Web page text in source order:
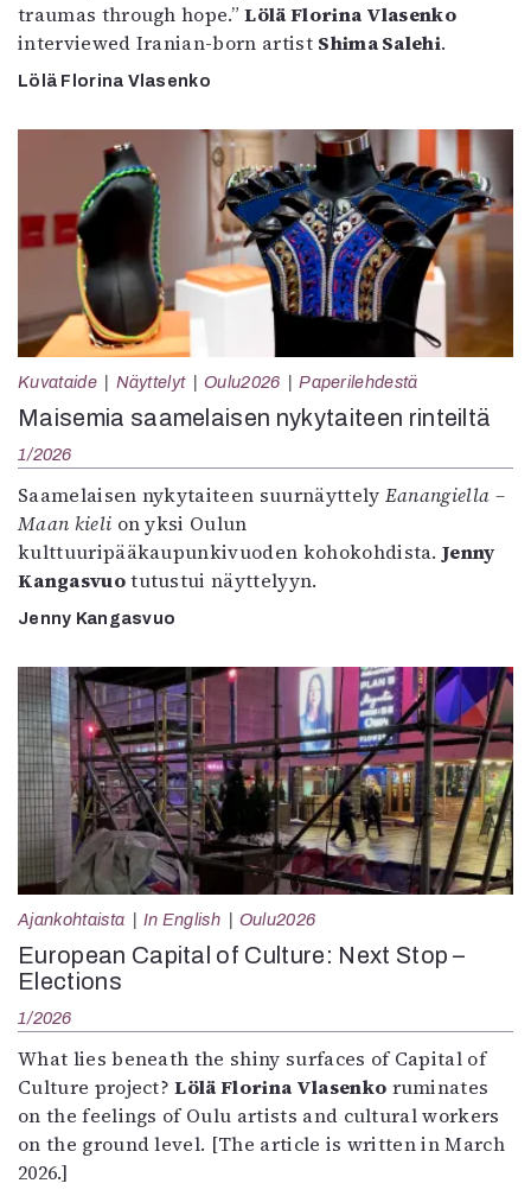
traumas through hope.”Lölä Florina Vlasenko
interviewed Iranian-born artist Shima Salehi.
Lölä Florina Vlasenko
Kuvataide Näyttelyt Oulu2026 Paperilehdestä
Maisemia saamelaisen nykytaiteen rinteiltä
1/2026
Saamelaisen nykytaiteen suurnäyttely Eanangiella –
Maan kieli on yksi Oulun
kulttuuripääkaupunkivuoden kohokohdista.Jenny
Kangasvuotutustui näyttelyyn.
Jenny Kangasvuo
Ajankohtaista In English Oulu2026
European Capital of Culture: Next Stop –
Elections
1/2026
What lies beneath the shiny surfaces of Capital of
Culture project?Lölä Florina Vlasenko ruminates
on the feelings of Oulu artists and cultural workers
on the ground level. [The article is written in March
2026.]